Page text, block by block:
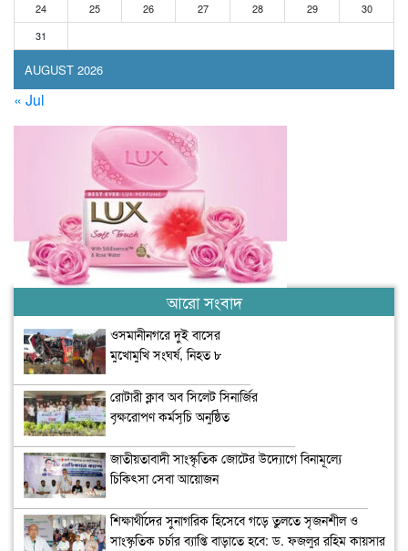
AUGUST 2026
24
25 26 27 28 29
30
31
« Jul
আরো সংবাদ
ওসমানীনগরে দুই বাসের
মুখোমুখি সংঘর্ষ, নিহত ৮
রোটারী ক্লাব অব সিলেট সিনার্জির
বৃক্ষরোপণ কর্মসূচি অনুষ্ঠিত
জাতীয়তাবাদী সাংস্কৃতিক জোটের উদ্যোগে বিনামূল্যে
চিকিৎসা সেবা আয়োজন
শিক্ষার্থীদের সুনাগরিক হিসেবে গড়ে তুলতে সৃজনশীল ও
সাংস্কৃতিক চর্চার ব্যাপ্তি বাড়াতে হবে: ড. ফজলুর রহিম কায়সার